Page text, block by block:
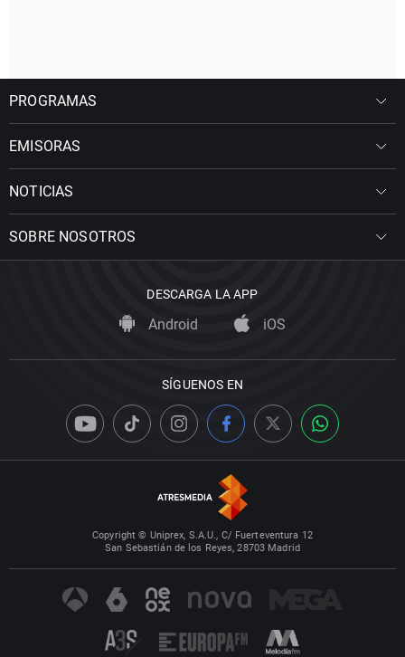
PROGRAMAS
EMISORAS
NOTICIAS
SOBRE NOSOTROS
DESCARGA LA APP
Android iOS
SÍGUENOS EN
Copyright © Uniprex, S.A.U., C/ Fuerteventura 12
San Sebastián de los Reyes, 28703 Madrid